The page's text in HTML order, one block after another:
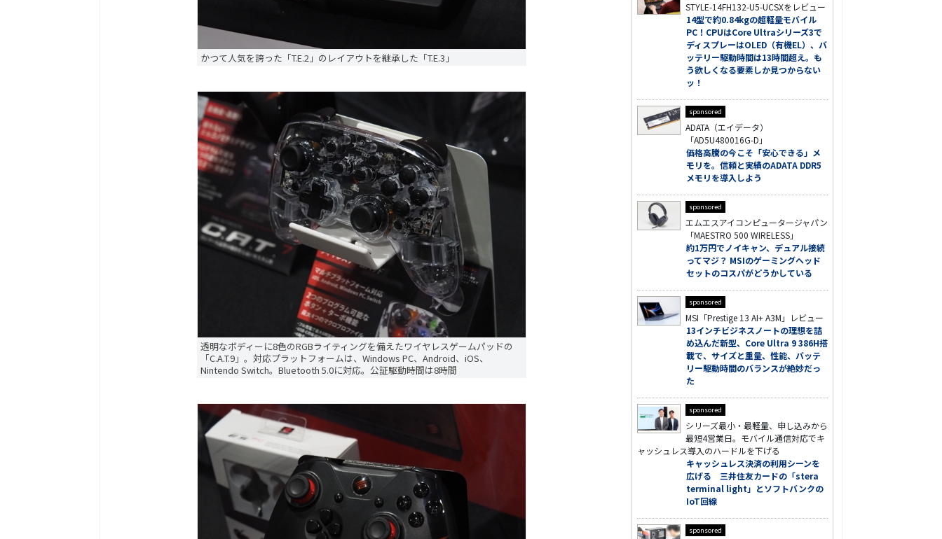
かつて人気を誇った「T.E.2」のレイアウトを継承した「T.E.3」
透明なボディーに8色のRGBライティングを備えたワイヤレスゲームパッドの
「C.A.T.9」。対応プラットフォームは、Windows PC、Android、iOS、
Nintendo Switch。Bluetooth 5.0に対応。公証駆動時間は8時間
STYLE-14FH132-U5-UCSXをレビュー
14型で約0.84kgの超軽量モバイル
PC！CPUはCore Ultraシリーズ3で
ディスプレーはOLED（有機EL）、バ
ッテリー駆動時間は13時間超え。も
う欲しくなる要素しか見つからない
ッ！
sponsored
ADATA（エイデータ）
「AD5U480016G-D」
価格高騰の今こそ「安心できる」メ
モリを。信頼と実績のADATA DDR5
メモリを導入しよう
sponsored
エムエスアイコンピュータージャパン
「MAESTRO 500 WIRELESS」
約1万円でノイキャン、デュアル接続
ってマジ？ MSIのゲーミングヘッド
セットのコスパがどうかしている
sponsored
MSI「Prestige 13 AI+ A3M」レビュー
13インチビジネスノートの理想を詰
め込んだ新型、Core Ultra 9 386H搭
載で、サイズと重量、性能、バッテ
リー駆動時間のバランスが絶妙だっ
た
sponsored
シリーズ最小・最軽量、申し込みから
最短4営業日。モバイル通信対応でキ
ャッシュレス導入のハードルを下げる
キャッシュレス決済の利用シーンを
広げる 三井住友カードの「stera
terminal light」とソフトバンクの
IoT回線
sponsored